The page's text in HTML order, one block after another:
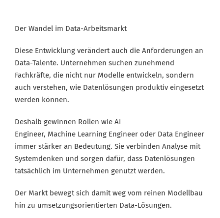
Der Wandel im Data-Arbeitsmarkt
Diese Entwicklung verändert auch die Anforderungen an
Data-Talente. Unternehmen suchen zunehmend
Fachkräfte, die nicht nur Modelle entwickeln, sondern
auch verstehen, wie Datenlösungen produktiv eingesetzt
werden können.
Deshalb gewinnen Rollen wie AI
Engineer, Machine Learning Engineer oder Data Engineer
immer stärker an Bedeutung. Sie verbinden Analyse mit
Systemdenken und sorgen dafür, dass Datenlösungen
tatsächlich im Unternehmen genutzt werden.
Der Markt bewegt sich damit weg vom reinen Modellbau
hin zu umsetzungsorientierten Data-Lösungen.